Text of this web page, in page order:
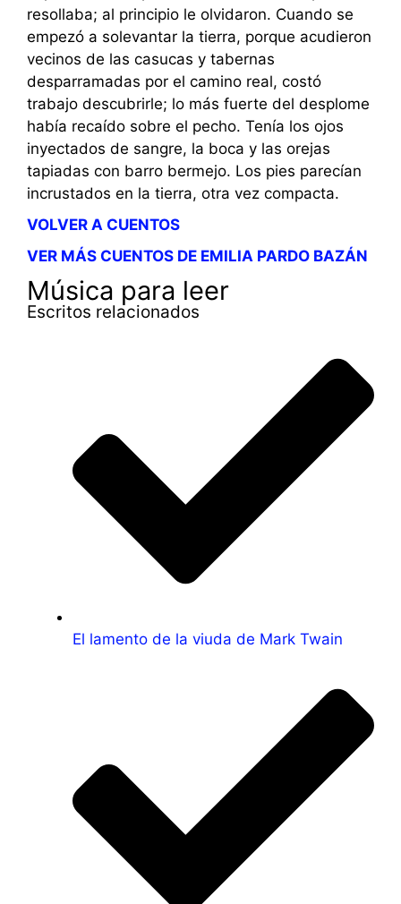
resollaba; al principio le olvidaron. Cuando se
empezó a solevantar la tierra, porque acudieron
vecinos de las casucas y tabernas
desparramadas por el camino real, costó
trabajo descubrirle; lo más fuerte del desplome
había recaído sobre el pecho. Tenía los ojos
inyectados de sangre, la boca y las orejas
tapiadas con barro bermejo. Los pies parecían
incrustados en la tierra, otra vez compacta.
VOLVER A CUENTOS
VER MÁS CUENTOS DE EMILIA PARDO BAZÁN
Música para leer
Escritos relacionados
El lamento de la viuda de Mark Twain